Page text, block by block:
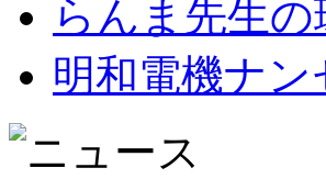
らんま先生
明和電機ナ